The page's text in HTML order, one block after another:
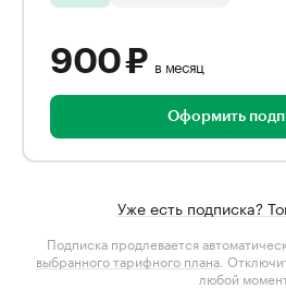
900 ₽ в месяц
Оформить
Уже есть подписка?
Подписка продлевается
выбранного тарифного плана .
любой